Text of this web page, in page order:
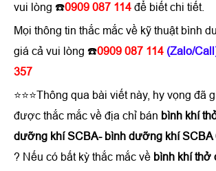
vui lòng ☎️0909 087 114 để biết chi tiết.
Mọi thông tin thắc mắc về kỹ thuật bình
giá cả vui lòng ☎️0909 087 114 (Zalo/
357
⭐⭐⭐Thông qua bài viết này, hy vọng đã
được thắc mắc về địa chỉ bán bình khí
dưỡng khí SCBA- bình dưỡng khí SCBA
? Nếu có bất kỳ thắc mắc về bình khí thở